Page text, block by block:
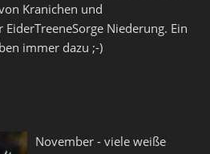
Kranichen und
Niederung. Ein
immer dazu ;-)
November - viele weiße